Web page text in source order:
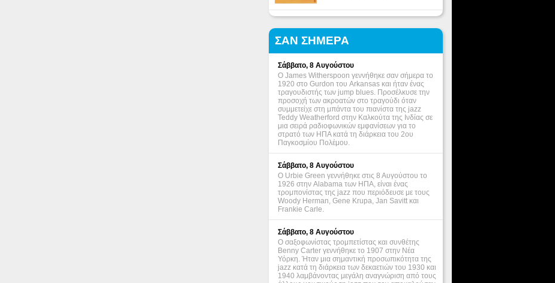
ΣΑΝ ΣΗΜΕΡΑ
Σάββατο, 8 Αυγούστου
Ο James Witherspoon γεννήθηκε σαν σήμερα το
1920 στο Gurdon του Arkansas και ήταν ένας
τραγουδιστής των jump blues. Προσέλκυσε την
προσοχή των ακροατών στο τραγούδι όταν
συμμετείχε στη μπάντα του πιανίστα της jazz
Teddy Weatherford στην Καλκούτα της Ινδίας σε
μια σειρά ραδιοφωνικών εμφανίσεων για το
στρατό των ΗΠΑ κατά τη διάρκεια του 2ου
Παγκοσμίου Πολέμου.
Σάββατο, 8 Αυγούστου
Ο Urbie Green γεννήθηκε στις 8 Αυγούστου το
1926 στην Alabama των ΗΠΑ, είναι ένας
τρομπονίστας της jazz που περιόδευσε με τους
Woody Herman, Gene Krupa, Jan Savitt και
Frankie Carle.
Σάββατο, 8 Αυγούστου
Ο σαξοφωνίστας τρομπετίστας και συνθέτης
Benny Carter γεννήθηκε το 1907 στην Νέα
Υόρκη. Ήταν μια σημαντική προσωπικότητα της
jazz κατά τη διάρκεια των δεκαετιών του 1930 και
1940 λαμβάνοντας μεγάλη αναγνώριση από τους